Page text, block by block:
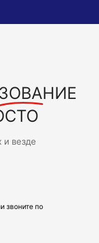
и везде
звоните по